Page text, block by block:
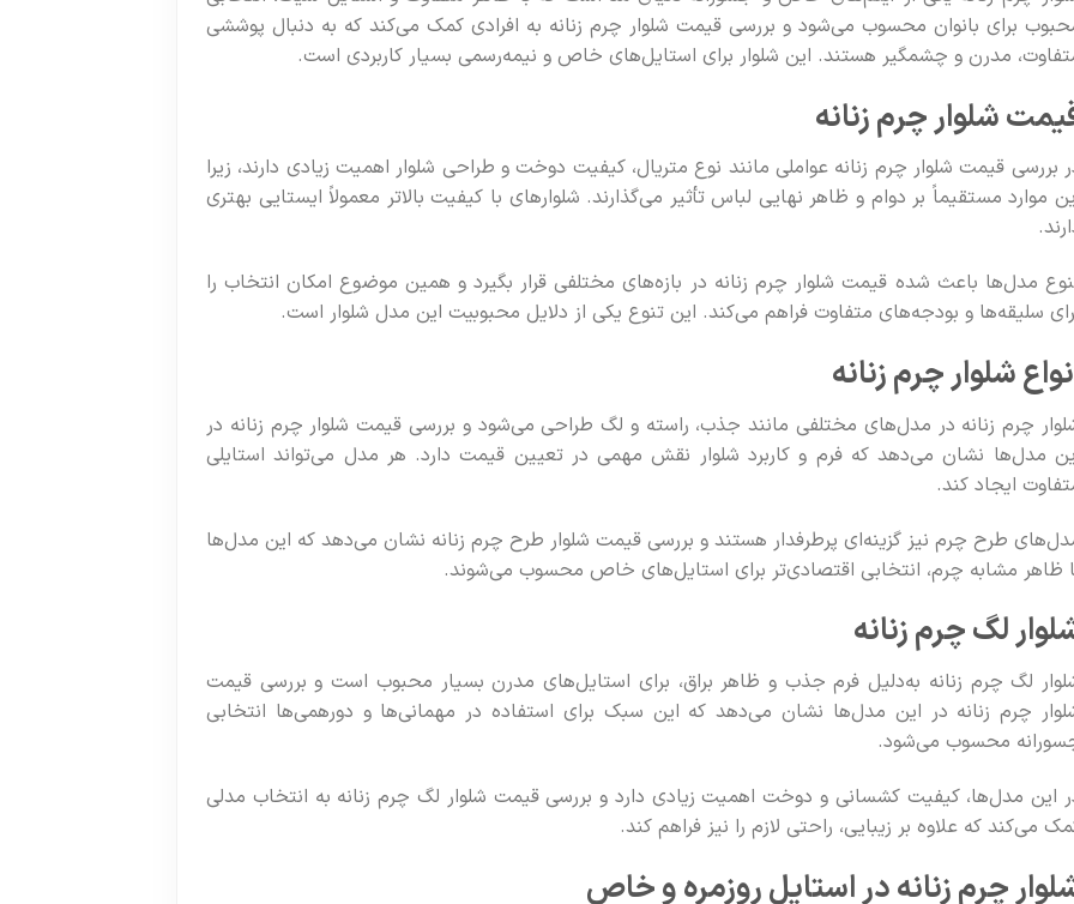
برای بانوان محسوب می‌شود و بررسی قیمت شلوار چرم زنانه به افرادی کمک می‌کند که به دنبال پوششی
مدرن و چشمگیر هستند. این شلوار برای استایل‌های خاص و نیمه‌رسمی بسیار کاربردی است.
شلوار چرم زنانه
بررسی قیمت شلوار چرم زنانه عواملی مانند نوع متریال، کیفیت دوخت و طراحی شلوار اهمیت زیادی دارند، زیرا
موارد مستقیماً بر دوام و ظاهر نهایی لباس تأثیر می‌گذارند. شلوارهای با کیفیت بالاتر معمولاً ایستایی بهتری
مدل‌ها باعث شده قیمت شلوار چرم زنانه در بازه‌های مختلفی قرار بگیرد و همین موضوع امکان انتخاب را
سلیقه‌ها و بودجه‌های متفاوت فراهم می‌کند. این تنوع یکی از دلایل محبوبیت این مدل شلوار است.
شلوار چرم زنانه
چرم زنانه در مدل‌های مختلفی مانند جذب، راسته و لگ طراحی می‌شود و بررسی قیمت شلوار چرم زنانه در
مدل‌ها نشان می‌دهد که فرم و کاربرد شلوار نقش مهمی در تعیین قیمت دارد. هر مدل می‌تواند استایلی
ایجاد کند.
طرح چرم نیز گزینه‌ای پرطرفدار هستند و بررسی قیمت شلوار طرح چرم زنانه نشان می‌دهد که این مدل‌ها
ظاهر مشابه چرم، انتخابی اقتصادی‌تر برای استایل‌های خاص محسوب می‌شوند.
لگ چرم زنانه
لگ چرم زنانه به‌دلیل فرم جذب و ظاهر براق، برای استایل‌های مدرن بسیار محبوب است و بررسی قیمت
چرم زنانه در این مدل‌ها نشان می‌دهد که این سبک برای استفاده در مهمانی‌ها و دورهمی‌ها انتخابی
محسوب می‌شود.
این مدل‌ها، کیفیت کشسانی و دوخت اهمیت زیادی دارد و بررسی قیمت شلوار لگ چرم زنانه به انتخاب مدلی
می‌کند که علاوه بر زیبایی، راحتی لازم را نیز فراهم کند.
چرم زنانه در استایل روزمره و خاص